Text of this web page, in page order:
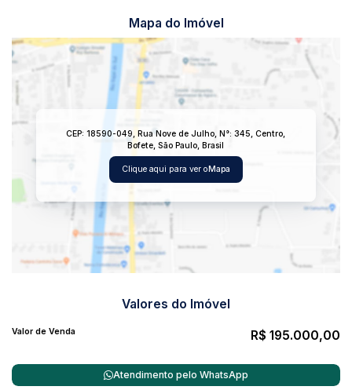
Mapa do Imóvel
CEP: 18590-049,Rua Nove de Julho,N°: 345,Centro,
Bofete,São Paulo,Brasil
Clique aqui para ver oMapa
Valores do Imóvel
R$ 195.000,00
Valor de Venda
Atendimento pelo WhatsApp